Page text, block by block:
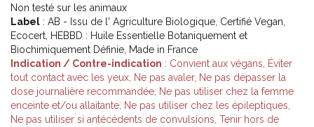
Non testé sur les animaux
Label : AB - Issu de l' Agriculture Biologique, Certifié Vegan,
Ecocert, HEBBD : Huile Essentielle Botaniquement et
Biochimiquement Définie, Made in France
Indication / Contre-indication : Convient aux végans, Éviter
tout contact avec les yeux, Ne pas avaler, Ne pas dépasser la
dose journalière recommandée, Ne pas utiliser chez la femme
enceinte et/ou allaitante, Ne pas utiliser chez les épileptiques,
Ne pas utiliser si antécédents de convulsions, Tenir hors de